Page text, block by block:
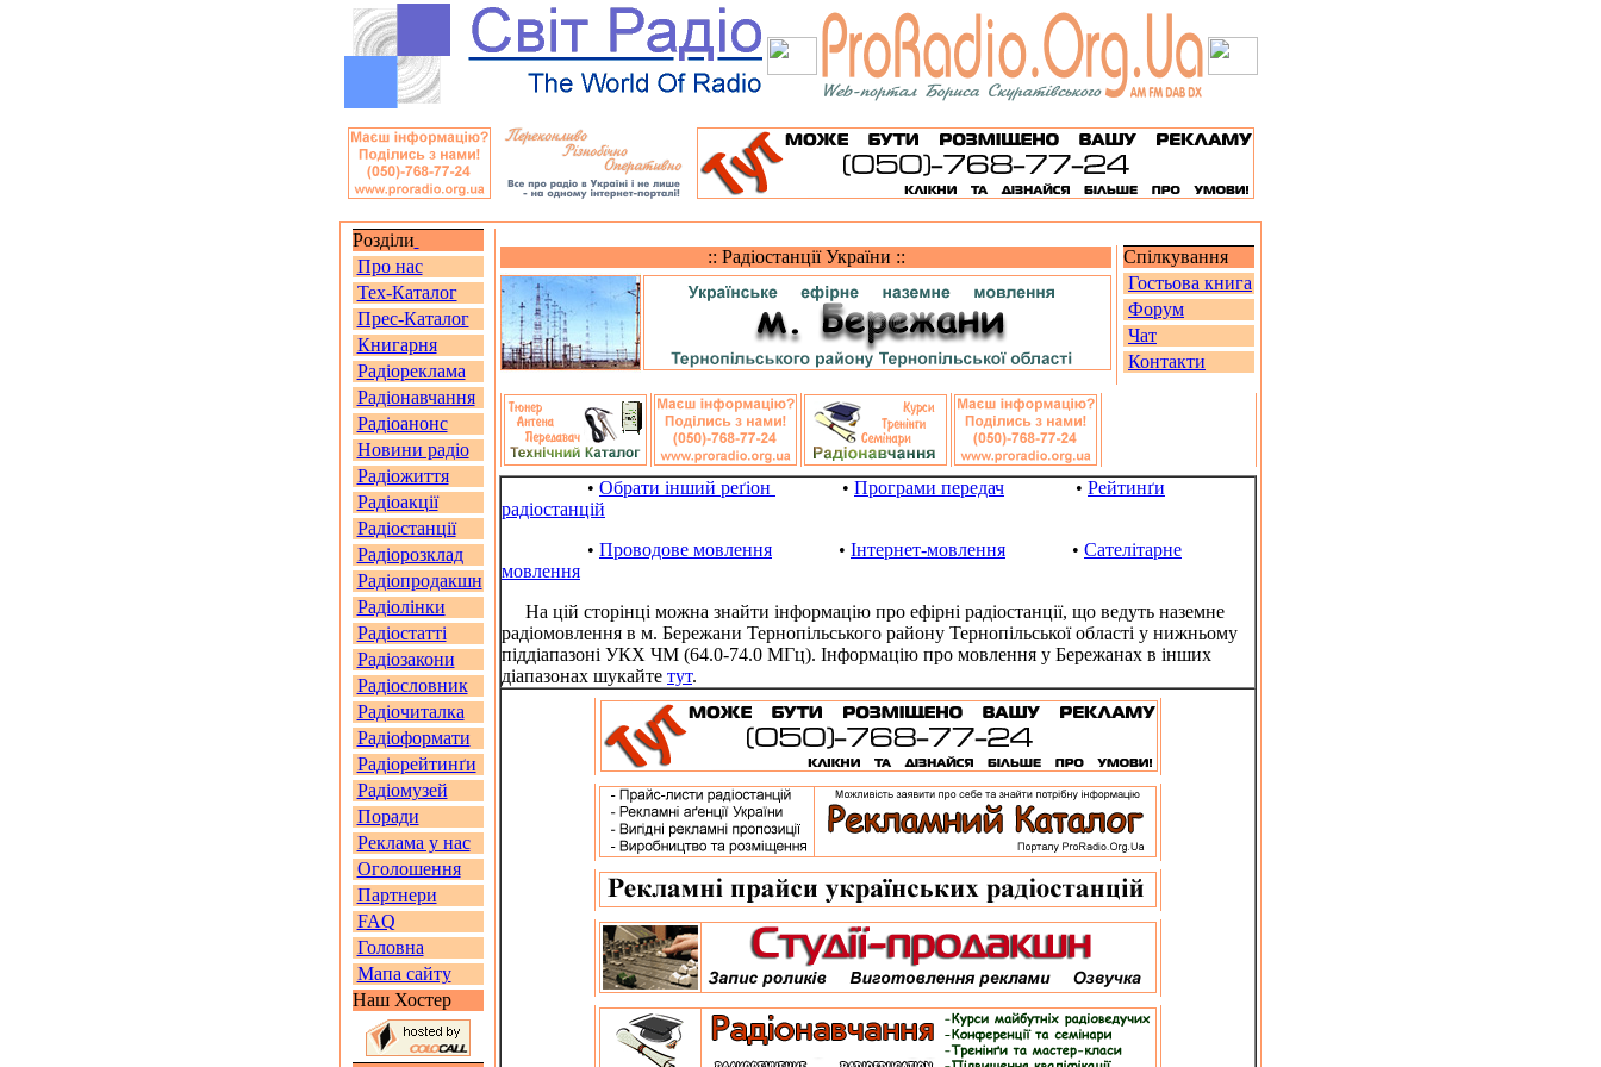
Розділи
Про нас
Тех-Каталог
Прес-Каталог
Книгарня
Радіореклама
Радіонавчання
Радіоанонс
Новини радіо
Радіожиття
Радіоакції
Радіостанції
Радіорозклад
Радіопродакшн
Радіолінки
Радіостатті
Радіозакони
Радіословник
Радіочиталка
Радіоформати
Радіорейтинґи
Радіомузей
Поради
Реклама у нас
Оголошення
Партнери
FAQ
Головна
Мапа сайту
Наш Хостер
Спілкування
Гостьова книга
Форум
Чат
Контакти
:: Радіостанції України ::
• Обрати інший реґіон • Програми передач • Рейтинґи
радіостанцій
• Проводове мовлення • Інтернет-мовлення • Сателітарне
мовлення
На цій сторінці можна знайти інформацію про ефірні радіостанції, що ведуть наземне
радіомовлення в м. Бережани Тернопільського району Тернопільської області у нижньому
піддіапазоні УКХ ЧМ (64.0-74.0 МГц). Інформацію про мовлення у Бережанах в інших
діапазонах шукайте тут.